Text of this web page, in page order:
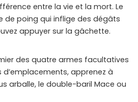
required — ever
before anyone else
grab them fast, they expire
entre la vie et la mort. Le
de poing qui inflige des dégâts
appuyer sur la gâchette.
des quatre armes facultatives
d’emplacements, apprenez à
arballe, le double-baril Mace ou